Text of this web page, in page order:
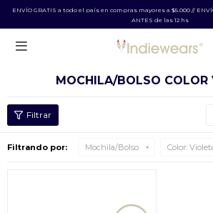
ENVÍO GRATIS a todo el país en compras mayores a $5.000 //
ANTES de las 12 hs

MOCHILA/BOLSO COLOR
Filtrando por: Mochila/Bolso Color: